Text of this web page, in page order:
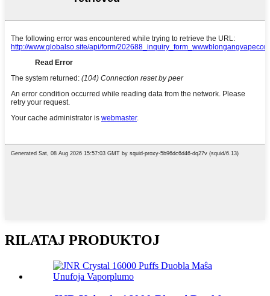
RILATAJ PRODUKTOJ